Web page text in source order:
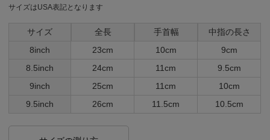
サイズはUSA表記となります
サイズ 全長 手首幅
中指の長さ
8inch
23cm 10cm
9cm
8.5inch
24cm 11cm
9.5cm
9inch
25cm 11cm
10cm
9.5inch
26cm 11.5cm 10.5cm